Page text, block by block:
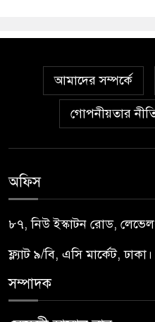
আমাদের সম্পর্কে
গোপনীয়তার
অফিস
৮৭, নিউ ইস্কাটন রোড,
ফ্ল্যাট ৯/বি, এসি মার্কেট, ঢাকা।
সম্পাদক